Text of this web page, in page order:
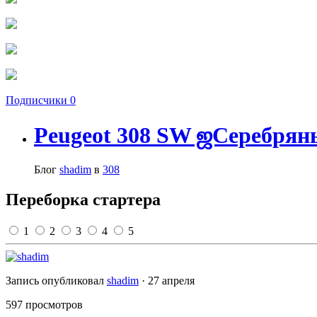
Подписчики 0
Peugeot 308 SW
Блог shadim в 308
Переборка стартера
1 2 3 4 5
Запись опубликовал shadim · 27 апреля
597 просмотров